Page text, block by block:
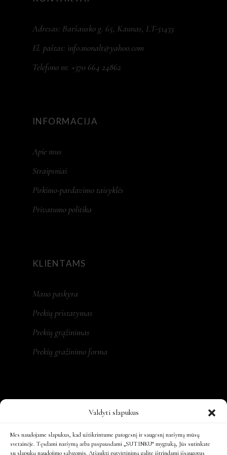
Valdyti slapukus
Mes naudojame slapukus, kad užtikrintume patogesnį ir saugesnį naršymą mūsų
svetainėje. Tęsdami naršymą arba paspausdami „SUTINKU“ mygtuką, Jūs sutinkate
su slapukų naudojimo sąlygomis. Atšaukti patvirtinimą galite ištrindami išsaugotus
Adresas: Baršausko g. 65, Kaunas, LT-51433
El. paštas: info.monalt@yahoo.com
Telefono nr. +370 664 24862
INFORMACIJA
Apie mus
Straipsniai
Pirkimo-pardavimo taisyklės
Privatumo politika
KLIENTAMS
Mano paskyra
Prekių pristatymas
Prekių grąžinimas
Prekių gražinimo forma
MONA LT, MB